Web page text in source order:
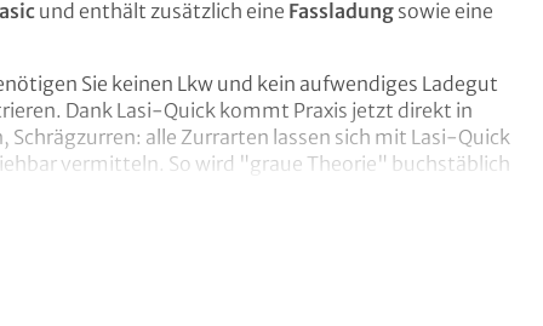
leicht aufzubauen und leicht zu transportieren.
die über ein Stecksystem miteinander
gebändert oder mit einer Kartonladung, auf
problemlos möglich.
und enthält zusätzlich eine Fassladung sowie eine
Sie keinen Lkw und kein aufwendiges Ladegut
Dank Lasi-Quick kommt Praxis jetzt direkt in
alle Zurrarten lassen sich mit Lasi-Quick
vermitteln. So wird "graue Theorie" buchstäblich
somit auch einen positiven Beitrag zur Motivation der